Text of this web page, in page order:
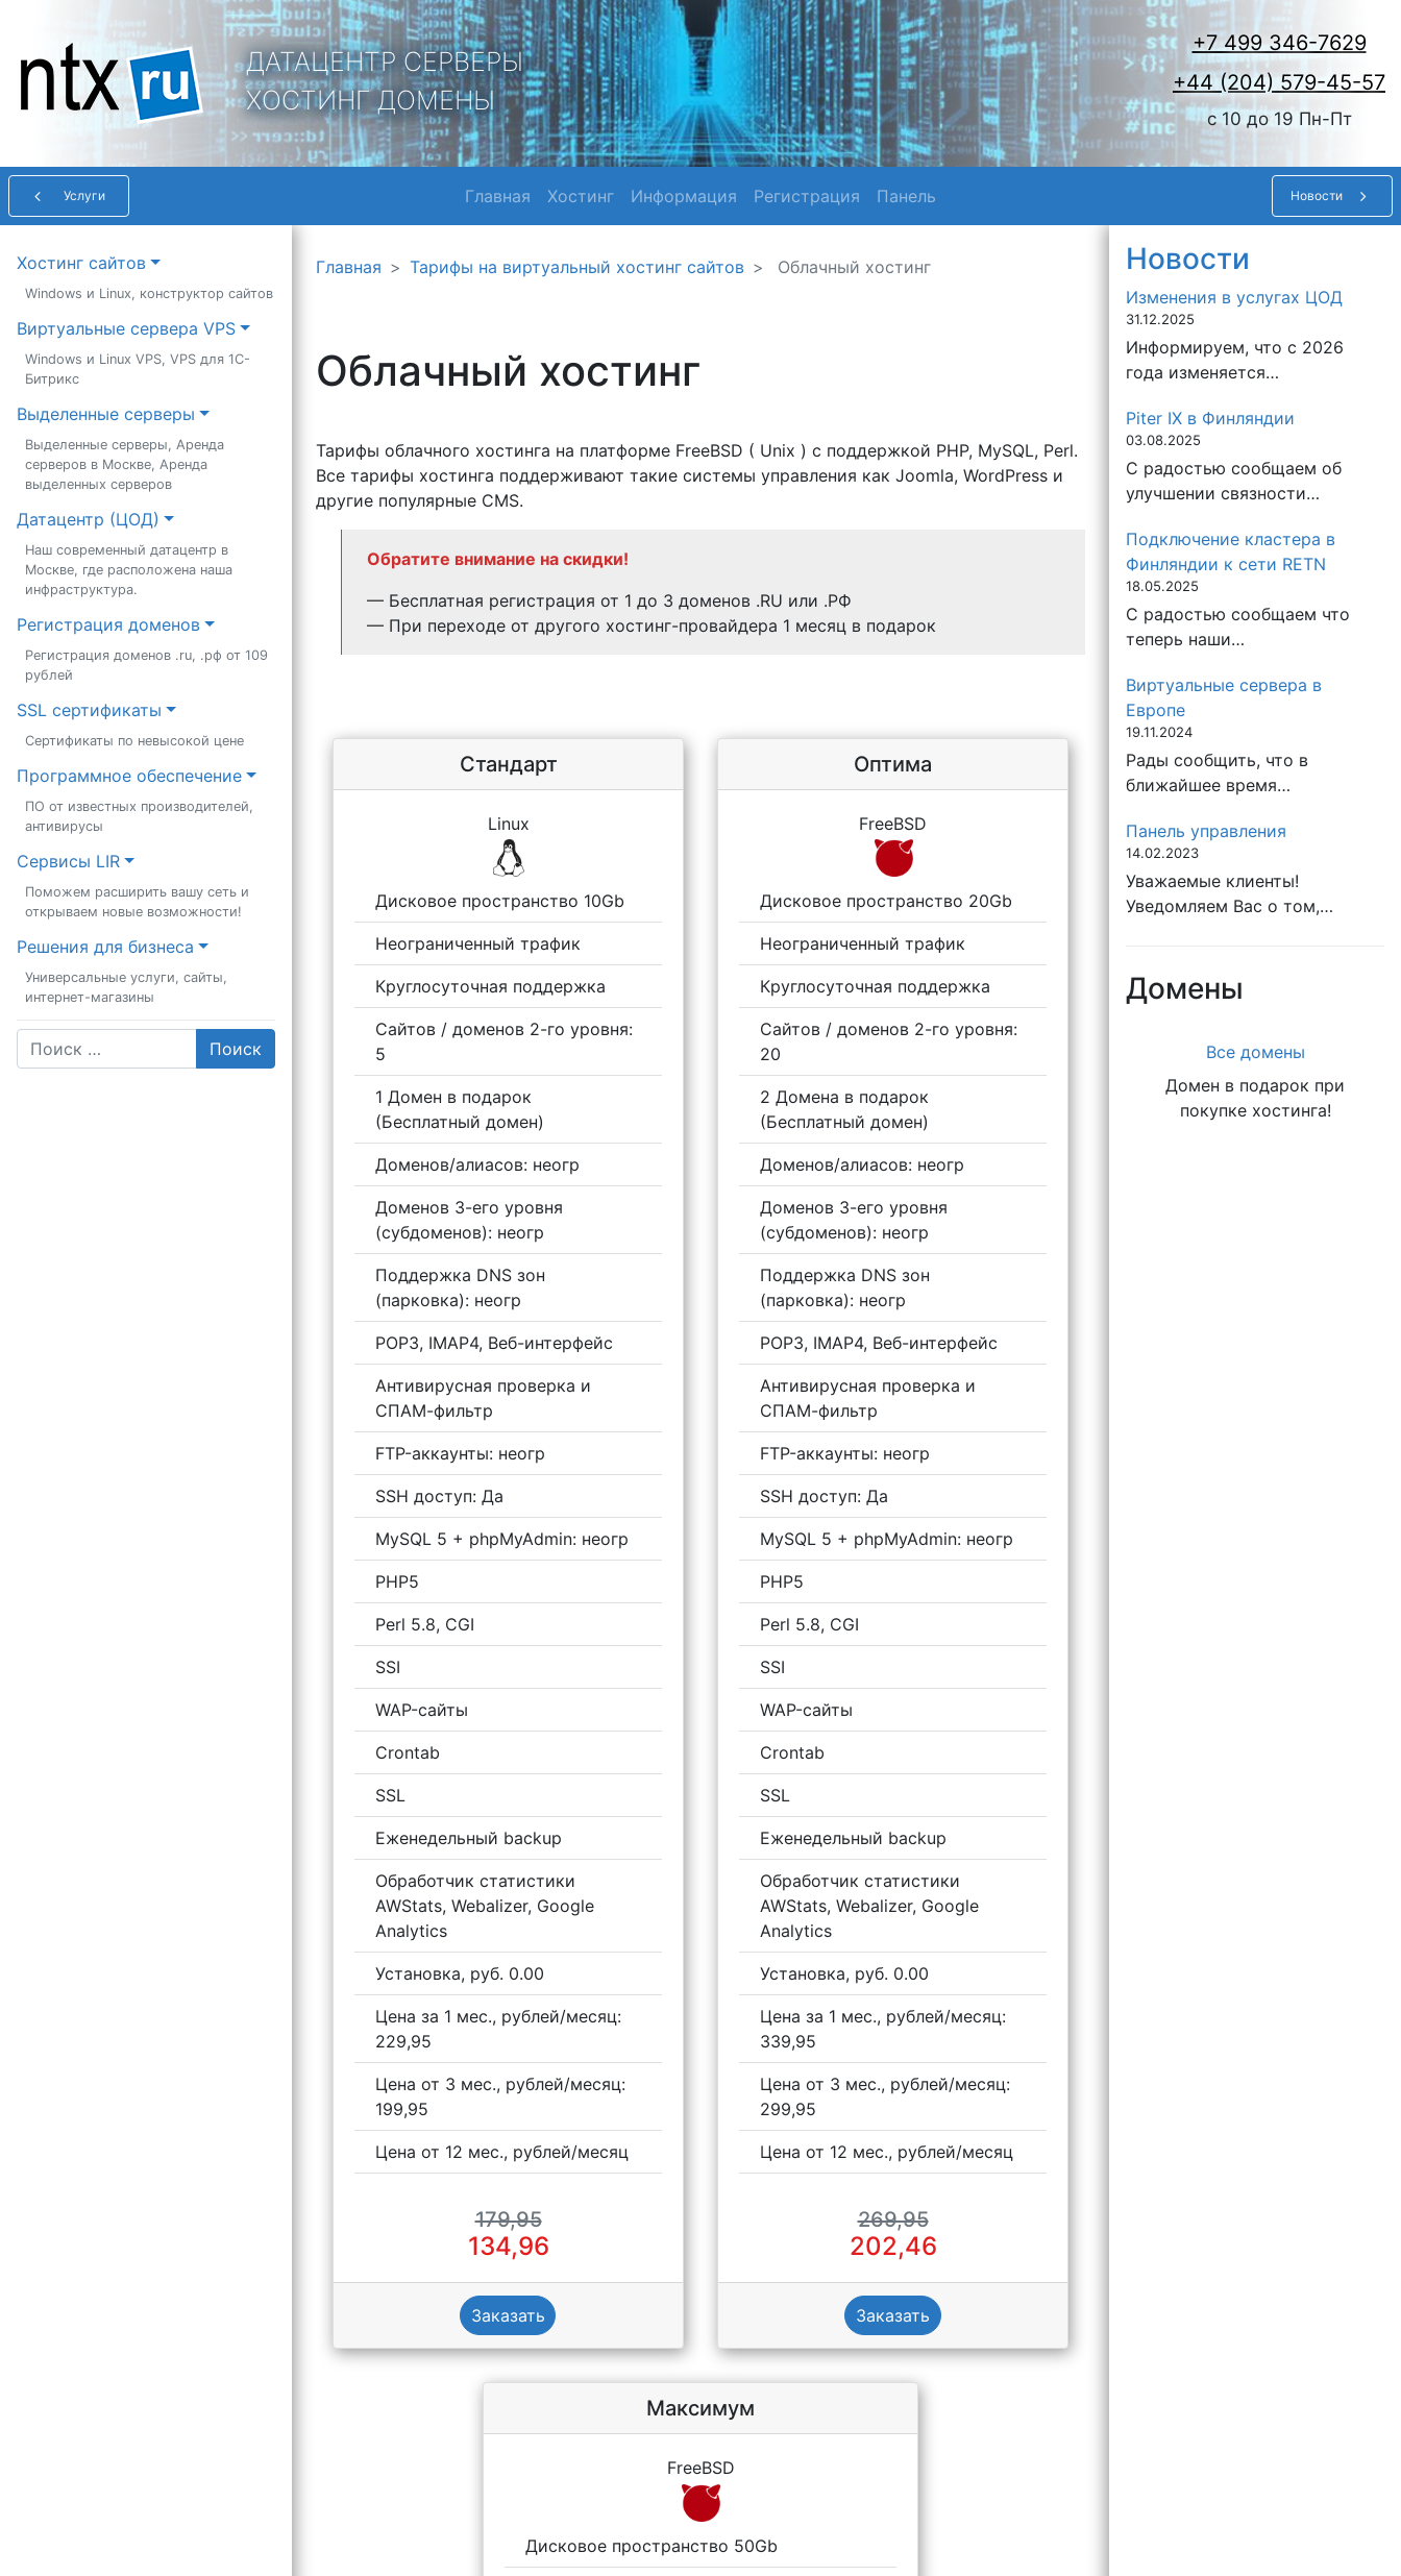
ДАТАЦЕНТР СЕРВЕРЫ
ХОСТИНГ ДОМЕНЫ
+7 499 346-7629
+44 (204) 579-45-57
c 10 до 19 Пн-Пт
Услуги Главная Хостинг Информация Регистрация Панель Новости
Хостинг сайтов
Windows и Linux, конструктор сайтов
Виртуальные сервера VPS
Windows и Linux VPS, VPS для 1С-
Битрикс
Выделенные серверы
Выделенные серверы, Аренда
серверов в Москве, Аренда
выделенных серверов
Датацентр (ЦОД)
Наш современный датацентр в
Москве, где расположена наша
инфраструктура.
Регистрация доменов
Регистрация доменов .ru, .рф от 109
рублей
SSL сертификаты
Сертификаты по невысокой цене
Программное обеспечение
ПО от известных производителей,
антивирусы
Сервисы LIR
Поможем расширить вашу сеть и
открываем новые возможности!
Решения для бизнеса
Универсальные услуги, сайты,
интернет-магазины
_________________________
Поиск
Главная Тарифы на виртуальный хостинг сайтов Облачный хостинг
Облачный хостинг
Тарифы облачного хостинга на платформе FreeBSD ( Unix ) с поддержкой PHP, MySQL, Perl.
Все тарифы хостинга поддерживают такие системы управления как Joomla, WordPress и
другие популярные CMS.
Обратите внимание на скидки!
— Бесплатная регистрация от 1 до 3 доменов .RU или .РФ
— При переходе от другого хостинг-провайдера 1 месяц в подарок
Стандарт
Linux
Дисковое пространство 10Gb
Неограниченный трафик
Круглосуточная поддержка
Сайтов / доменов 2-го уровня:
5
1 Домен в подарок
(Бесплатный домен)
Доменов/алиасов: неогр
Доменов 3-его уровня
(субдоменов): неогр
Поддержка DNS зон
(парковка): неогр
POP3, IMAP4, Веб-интерфейс
Антивирусная проверка и
СПАМ-фильтр
FTP-аккаунты: неогр
SSH доступ: Да
MySQL 5 + phpMyAdmin: неогр
PHP5
Perl 5.8, CGI
SSI
WAP-сайты
Crontab
SSL
Еженедельный backup
Oбработчик статистики
AWStats, Webalizer, Google
Analytics
Установка, руб. 0.00
Цена за 1 мес., рублей/месяц:
229,95
Цена от 3 мес., рублей/месяц:
199,95
Цена от 12 мес., рублей/месяц
179,95
134,96
Заказать
Оптима
FreeBSD
Дисковое пространство 20Gb
Неограниченный трафик
Круглосуточная поддержка
Сайтов / доменов 2-го уровня:
20
2 Домена в подарок
(Бесплатный домен)
Доменов/алиасов: неогр
Доменов 3-его уровня
(субдоменов): неогр
Поддержка DNS зон
(парковка): неогр
POP3, IMAP4, Веб-интерфейс
Антивирусная проверка и
СПАМ-фильтр
FTP-аккаунты: неогр
SSH доступ: Да
MySQL 5 + phpMyAdmin: неогр
PHP5
Perl 5.8, CGI
SSI
WAP-сайты
Crontab
SSL
Еженедельный backup
Oбработчик статистики
AWStats, Webalizer, Google
Analytics
Установка, руб. 0.00
Цена за 1 мес., рублей/месяц:
339,95
Цена от 3 мес., рублей/месяц:
299,95
Цена от 12 мес., рублей/месяц
269,95
202,46
Заказать
Максимум
FreeBSD
Дисковое пространство 50Gb
Новости
Изменения в услугах ЦОД
31.12.2025
Информируем, что с 2026
года изменяется…
Piter IX в Финляндии
03.08.2025
С радостью сообщаем об
улучшении связности…
Подключение кластера в
Финляндии к сети RETN
18.05.2025
С радостью сообщаем что
теперь наши…
Виртуальные сервера в
Европе
19.11.2024
Рады сообщить, что в
ближайшее время…
Панель управления
14.02.2023
Уважаемые клиенты!
Уведомляем Вас о том,…
Домены
Все домены
Домен в подарок при
покупке хостинга!